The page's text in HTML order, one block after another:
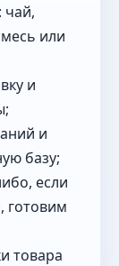
чай,
или
и
и
базу;
если
готовим
товара